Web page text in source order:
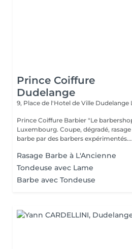
Prince Coiffure
Dudelange
9, Place de l'Hotel de Ville Dudelange
Prince Coiffure Barbier "Le barbershop de référence à
Luxembourg. Coupe, dégradé,
barbe par des barbers expérimentés....
Rasage Barbe à L'Ancienne
Tondeuse avec Lame
Barbe avec Tondeuse